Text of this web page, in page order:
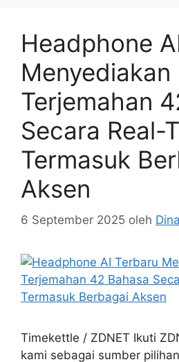
Headphone
Menyediakan
Terjemahan
Secara Real-
Termasuk
Aksen
6 September 2025 oleh
Timekettle / ZDNET Ikuti
kami sebagai sumber